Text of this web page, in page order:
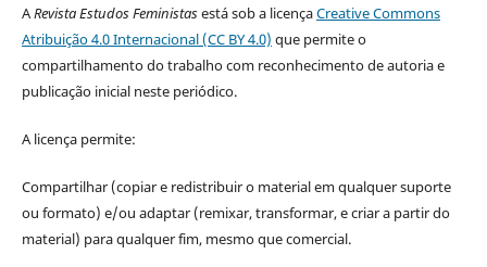
ARevista Estudos Feministasestá sob a licençaCreative Commons
Atribuição 4.0 Internacional (CC BY 4.0) que permite o
compartilhamento do trabalho com reconhecimento de autoria e
publicação inicial neste periódico.
A licença permite:
Compartilhar (copiar e redistribuir o material em qualquer suporte
ou formato) e/ou adaptar (remixar, transformar, e criar a partir do
material) para qualquer fim, mesmo que comercial.